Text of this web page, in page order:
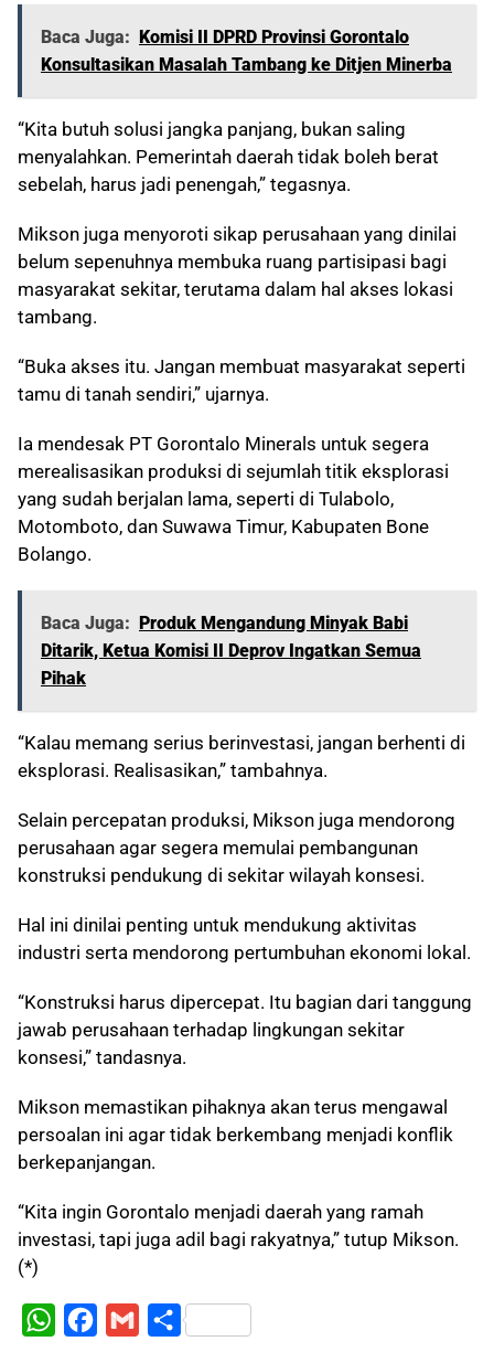
Baca Juga: Komisi II DPRD Provinsi Gorontalo
Konsultasikan Masalah Tambang ke Ditjen Minerba
“Kita butuh solusi jangka panjang, bukan saling
menyalahkan. Pemerintah daerah tidak boleh berat
sebelah, harus jadi penengah,” tegasnya.
Mikson juga menyoroti sikap perusahaan yang dinilai
belum sepenuhnya membuka ruang partisipasi bagi
masyarakat sekitar, terutama dalam hal akses lokasi
tambang.
“Buka akses itu. Jangan membuat masyarakat seperti
tamu di tanah sendiri,” ujarnya.
Ia mendesak PT Gorontalo Minerals untuk segera
merealisasikan produksi di sejumlah titik eksplorasi
yang sudah berjalan lama, seperti di Tulabolo,
Motomboto, dan Suwawa Timur, Kabupaten Bone
Bolango.
Baca Juga: Produk Mengandung Minyak Babi
Ditarik, Ketua Komisi II Deprov Ingatkan Semua
Pihak
“Kalau memang serius berinvestasi, jangan berhenti di
eksplorasi. Realisasikan,” tambahnya.
Selain percepatan produksi, Mikson juga mendorong
perusahaan agar segera memulai pembangunan
konstruksi pendukung di sekitar wilayah konsesi.
Hal ini dinilai penting untuk mendukung aktivitas
industri serta mendorong pertumbuhan ekonomi lokal.
“Konstruksi harus dipercepat. Itu bagian dari tanggung
jawab perusahaan terhadap lingkungan sekitar
konsesi,” tandasnya.
Mikson memastikan pihaknya akan terus mengawal
persoalan ini agar tidak berkembang menjadi konflik
berkepanjangan.
“Kita ingin Gorontalo menjadi daerah yang ramah
investasi, tapi juga adil bagi rakyatnya,” tutup Mikson.
(*)
W
S